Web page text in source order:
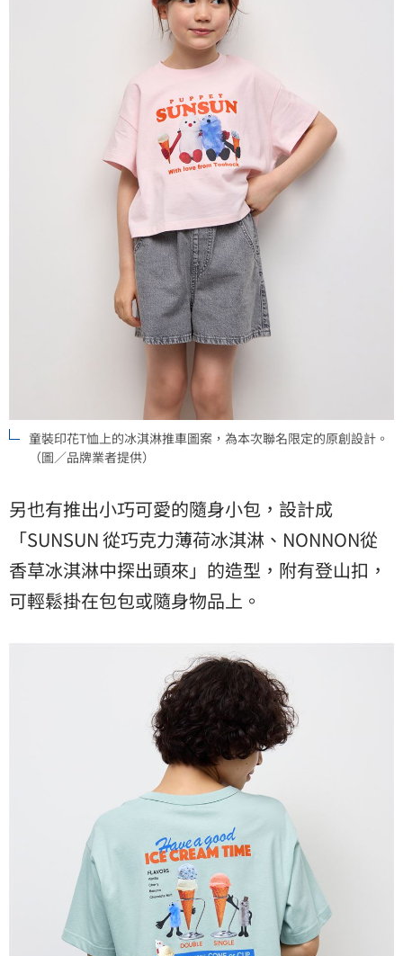
童裝印花T恤上的冰淇淋推車圖案，為本次聯名限定的原創設計。
（圖／品牌業者提供）
另也有推出小巧可愛的隨身小包，設計成
「SUNSUN 從巧克力薄荷冰淇淋、NONNON從
香草冰淇淋中探出頭來」的造型，附有登山扣，
可輕鬆掛在包包或隨身物品上。